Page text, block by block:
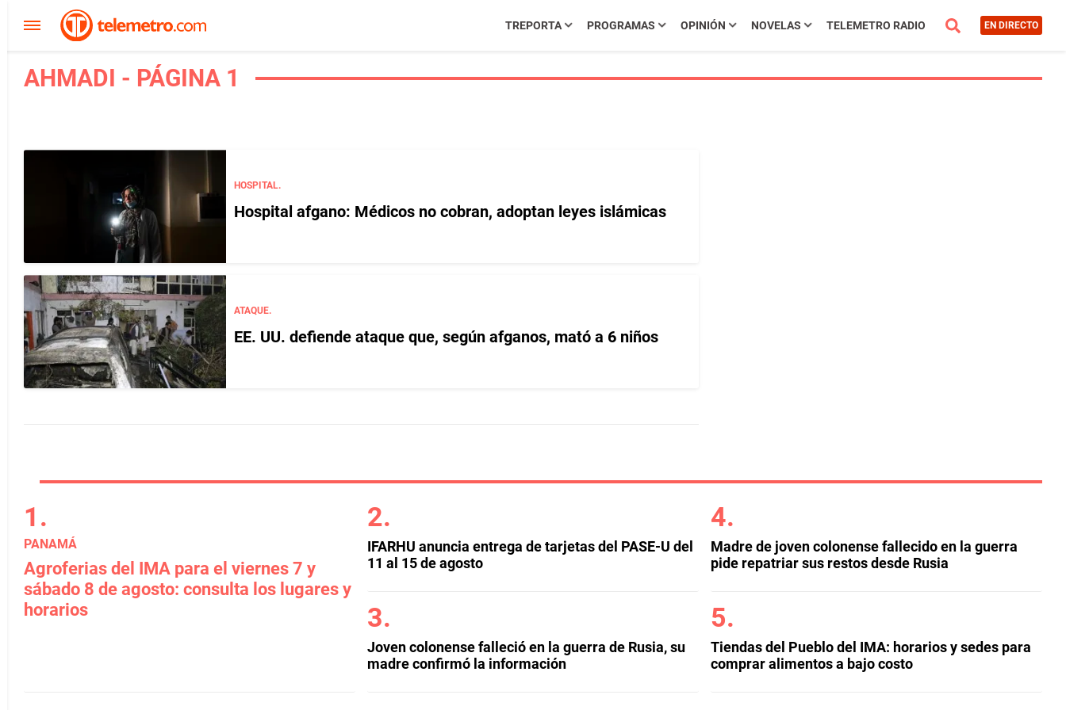
TREPORTA PROGRAMAS OPINIÓN NOVELAS TELEMETRO RADIO EN DIRECTO
AHMADI - PÁGINA 1
HOSPITAL.
Hospital afgano: Médicos no cobran, adoptan leyes islámicas
ATAQUE.
EE. UU. defiende ataque que, según afganos, mató a 6 niños
PANAMÁ
Agroferias del IMA para el viernes 7 y
sábado 8 de agosto: consulta los lugares y
horarios
IFARHU anuncia entrega de tarjetas del PASE-U del
11 al 15 de agosto
Joven colonense falleció en la guerra de Rusia, su
madre confirmó la información
Madre de joven colonense fallecido en la guerra
pide repatriar sus restos desde Rusia
Tiendas del Pueblo del IMA: horarios y sedes para
comprar alimentos a bajo costo